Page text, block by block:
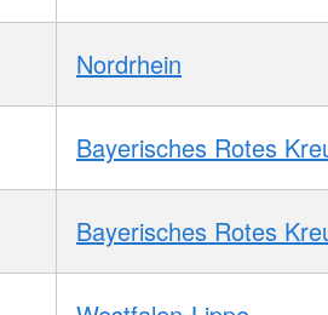
Nordrhein
Bayerisches Rotes
Bayerisches Rotes